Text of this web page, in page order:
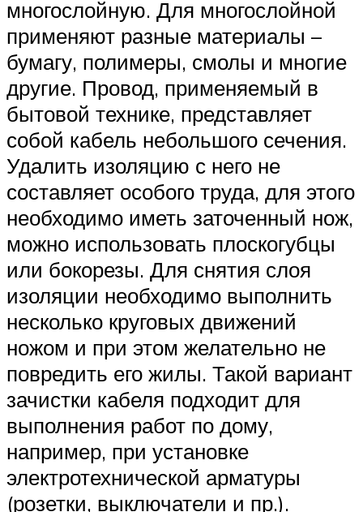
многослойную. Для многослойной
применяют разные материалы –
бумагу, полимеры, смолы и многие
другие. Провод, применяемый в
бытовой технике, представляет
собой кабель небольшого сечения.
Удалить изоляцию с него не
составляет особого труда, для этого
необходимо иметь заточенный нож,
можно использовать плоскогубцы
или бокорезы. Для снятия слоя
изоляции необходимо выполнить
несколько круговых движений
ножом и при этом желательно не
повредить его жилы. Такой вариант
зачистки кабеля подходит для
выполнения работ по дому,
например, при установке
электротехнической арматуры
(розетки, выключатели и пр.).